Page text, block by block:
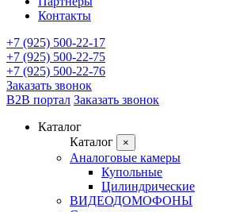
Контакты
+7 (925) 500-22-17
+7 (925) 500-22-75
+7 (925) 500-22-76
Заказать звонок
B2B портал Заказать звонок
Каталог
Каталог
×
Аналоговые камеры
Купольные
Цилиндрические
ВИДЕОДОМОФОНЫ